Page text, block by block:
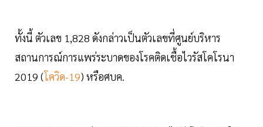
ทั้งนี้ ตัวเลข 1,828 ดังกล่าวเป็นตัวเลขที่ศูนย์บริหาร
สถานการณ์การแพร่ระบาดของโรคติดเชื้อไวรัสโคโรนา
2019 (โควิด-19) หรือศบค.